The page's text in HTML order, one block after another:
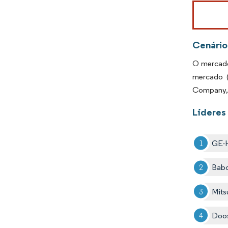
Imagem ©
O
mercado
Líderes
GE-